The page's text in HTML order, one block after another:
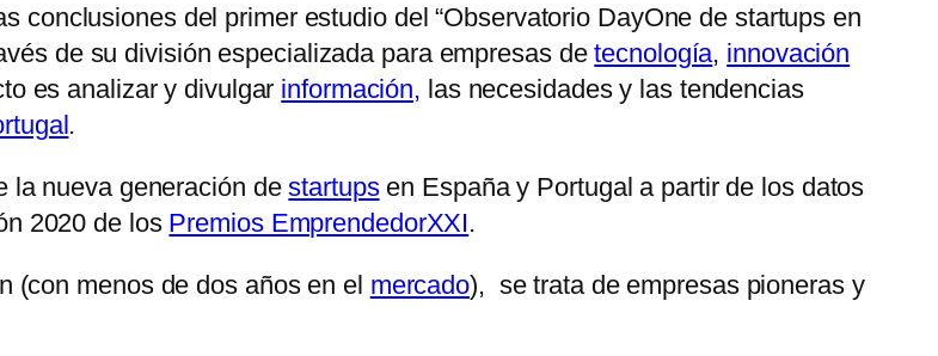
conclusiones del primer estudio del “Observatorio DayOne de startups en
de su división especializada para empresas detecnología, innovación
es analizar y divulgar información, las necesidades y las tendencias
.
la nueva generación destartupsen España y Portugal a partir de los datos
2020 de los Premios EmprendedorXXI.
(con menos de dos años en el mercado), se trata de empresas pioneras y